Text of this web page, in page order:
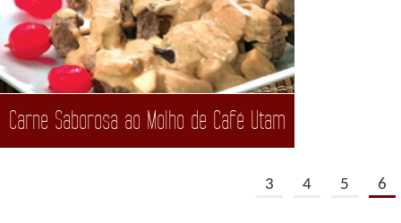
Carne Saborosa ao Molho de Café Utam
3 4 5 6